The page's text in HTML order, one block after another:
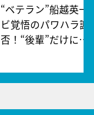
“ベテラン”船越英一
ビ覚悟のパワハラ謝
否！“後輩”だけに…